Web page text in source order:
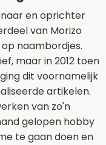
en oprichter
van Morizo
naambordjes.
maar in 2012 toen
dit voornamelijk
artikelen.
van zo'n
gelopen hobby
te gaan doen en